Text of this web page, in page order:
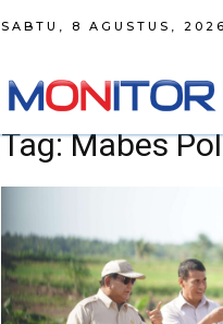
SABTU, 8 AGUSTUS, 2026
Tag: Mabes